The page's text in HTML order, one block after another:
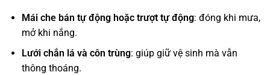
Mái che bán tự động hoặc trượt tự động: đóng khi mưa,
mở khi nắng.
Lưới chắn lá và côn trùng: giúp giữ vệ sinh mà vẫn
thông thoáng.